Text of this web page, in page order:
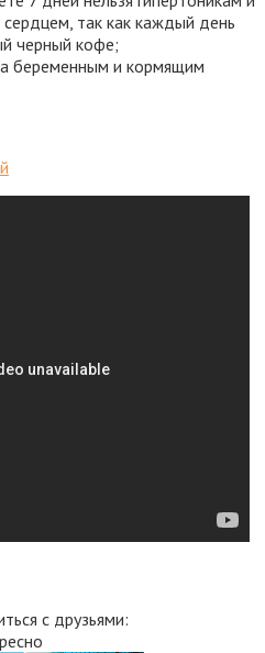
так как каждый день
черный кофе;
беременным и кормящим
с друзьями: